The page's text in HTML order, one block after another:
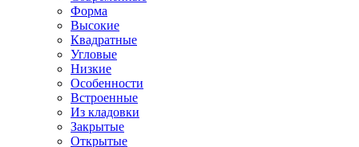
Форма
Высокие
Квадратные
Угловые
Низкие
Особенности
Встроенные
Из кладовки
Закрытые
Открытые